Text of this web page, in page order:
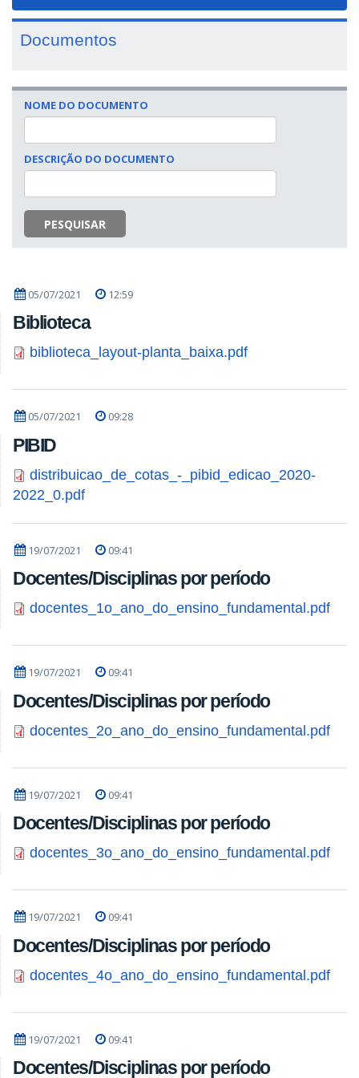
Documentos
NOME DO DOCUMENTO
DESCRIÇÃO DO DOCUMENTO
PESQUISAR
05/07/2021 12:59
Biblioteca
biblioteca_layout-planta_baixa.pdf
05/07/2021 09:28
PIBID
distribuicao_de_cotas_-_pibid_edicao_2020-
2022_0.pdf
19/07/2021 09:41
Docentes/Disciplinas por período
docentes_1o_ano_do_ensino_fundamental.pdf
19/07/2021 09:41
Docentes/Disciplinas por período
docentes_2o_ano_do_ensino_fundamental.pdf
19/07/2021 09:41
Docentes/Disciplinas por período
docentes_3o_ano_do_ensino_fundamental.pdf
19/07/2021 09:41
Docentes/Disciplinas por período
docentes_4o_ano_do_ensino_fundamental.pdf
19/07/2021 09:41
Docentes/Disciplinas por período